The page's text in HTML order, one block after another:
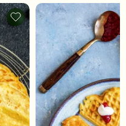
Pannekaker
-
legg
til
favoritter